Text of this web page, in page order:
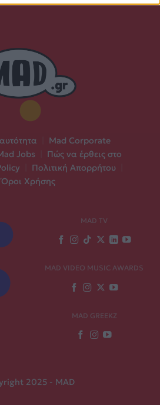
Mad Corporate
Jobs
Πώς να έρθεις στο
Πολιτική Απορρήτου
Όροι Χρήσης
MAD TV
MAD VIDEO MUSIC AWARDS
MAD GREEKZ
2025 - MAD